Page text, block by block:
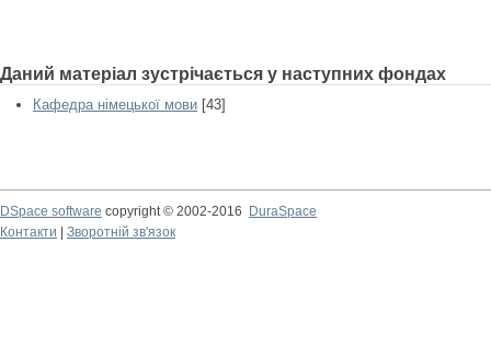
Даний матеріал зустрічається у наступних фондах
Кафедра німецької мови [43]
DSpace software copyright © 2002-2016
DuraSpace
Контакти
Зворотній зв'язок